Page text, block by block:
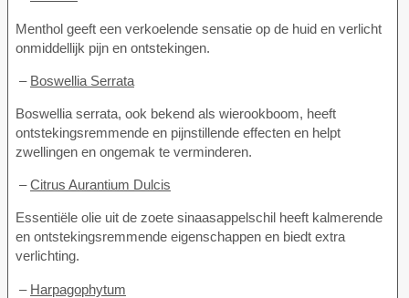
Menthol geeft een verkoelende sensatie op de huid en verlicht
onmiddellijk pijn en ontstekingen.
– Boswellia Serrata
Boswellia serrata, ook bekend als wierookboom, heeft
ontstekingsremmende en pijnstillende effecten en helpt
zwellingen en ongemak te verminderen.
–Citrus Aurantium Dulcis
Essentiële olie uit de zoete sinaasappelschil heeft kalmerende
en ontstekingsremmende eigenschappen en biedt extra
verlichting.
– Harpagophytum